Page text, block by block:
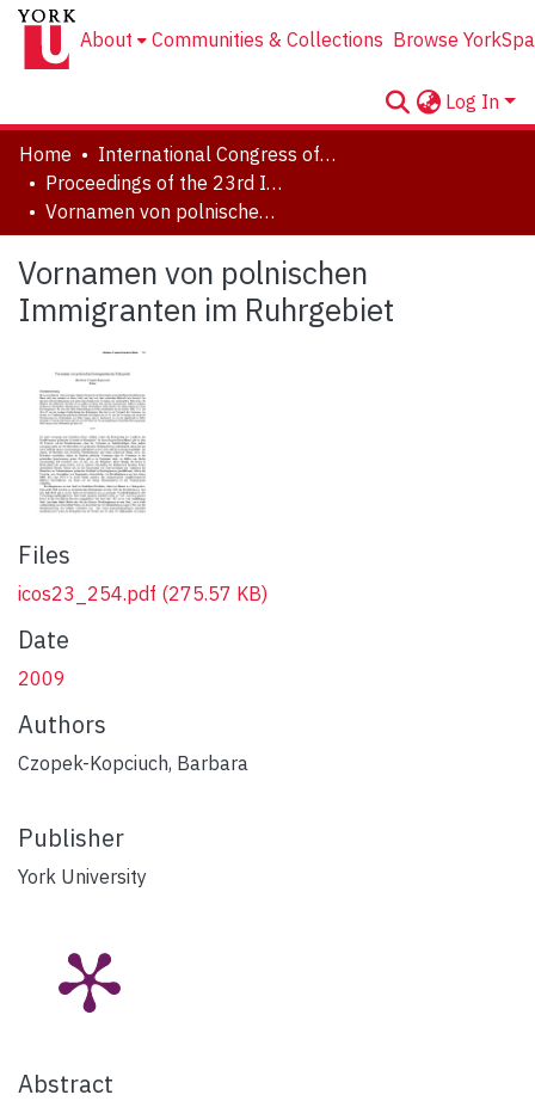
About Communities & Collections Browse
Log In
Home
International Congress of Onomastic Sciences, ICOS XXIII
Proceedings of the 23rd International Congress of Onomastic Sciences
Vornamen von polnischen Immigranten im Ruhrgebiet
Vornamen von polnischen
Immigranten im Ruhrgebiet
Files
icos23_254.pdf (275.57 KB)
Date
2009
Authors
Czopek-Kopciuch, Barbara
Publisher
York University
Abstract